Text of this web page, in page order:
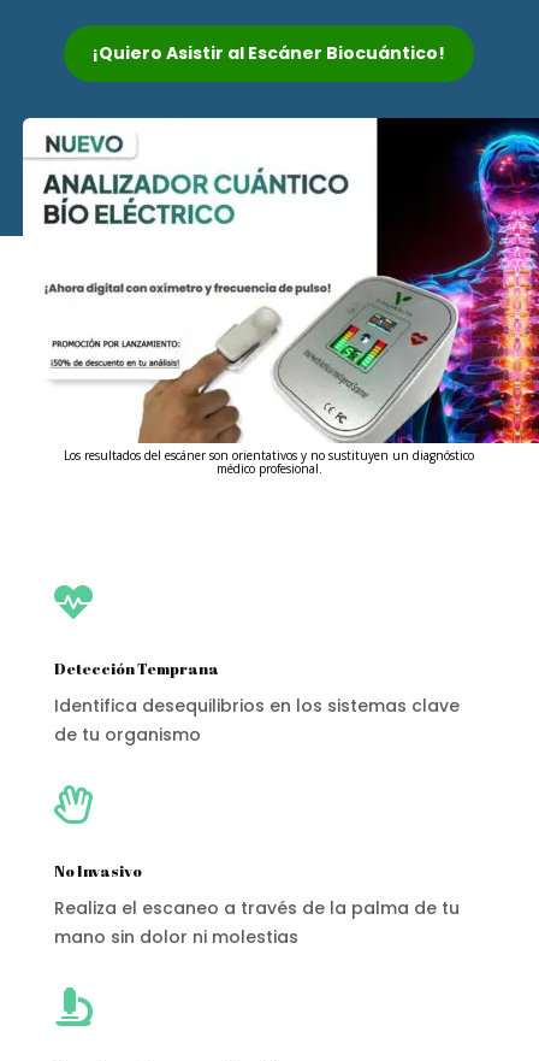
¡Quiero Asistir al Escáner Biocuántico!
Los resultados del escáner son orientativos y no sustituyen un diagnóstico
médico profesional.

Detección Temprana
Identifica desequilibrios en los sistemas clave
de tu organismo

No Invasivo
Realiza el escaneo a través de la palma de tu
mano sin dolor ni molestias
